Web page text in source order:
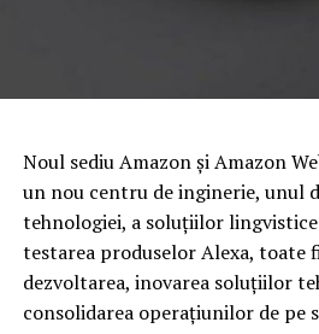
Noul sediu Amazon şi Amazon
un nou centru de inginerie, unul
tehnologiei, a soluţiilor
testarea produselor Alexa, toate
dezvoltarea, inovarea soluţiilor
consolidarea operaţiunilor de pe